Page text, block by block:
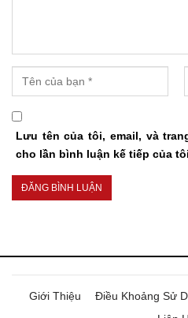
Lưu tên của tôi, email, và
cho lần bình luận kế tiếp của
Giới Thiệu Điều Khoảng Sử